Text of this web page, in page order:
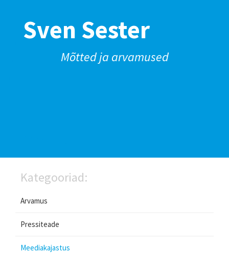
Sven Sester
Mõtted ja arvamused
Kategooriad:
Arvamus
Pressiteade
Meediakajastus